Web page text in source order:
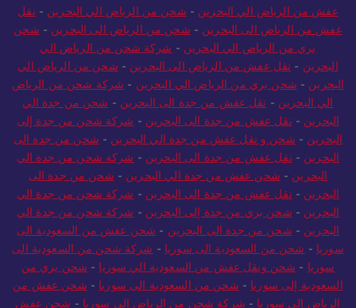
الرياض الى البحرين
-شحن من الرياض الى البحرين -شحن و نقل
عفش من الرياض الي البحرين -شحن من الرياض الي البحرين -نقل
عفش من الرياض الى البحرين
شحن من الرياض الى البحرين-
بري من الرياض الي البحرين-
شركة شحن من الرياض الي
البحرين-نقل عفش من الرياض الى البحرين-شحن من الرياض الي
البحرين- شحن بري من الرياض الي البحرين
شركة شحن من الرياض
الي البحرين
-نقل عفش من جدة الى البحرين -شحن من جدة الي
البحرين -نقل عفش من جدة الى البحرين -شركة شحن من جدة إلى
البحرين- شحن و نقل عفش من جدة الي البحرين-شحن من جدة الى
البحرين
- نقل عفش من جدة الى البحرين
شركة شحن من جدة الي
البحرين -شحن عفش من جدة الي البحرين -شحن من جدة الى
البحرين - نقل عفش من جدة الى البحرين - شركة شحن من جدة الي
البحرين - شحن بري من جدة إلى البحرين -شركة شحن من جدة الي
البحرين -شحن من جدة الى البحرين - شحن عفش من السعودية الى
سوريا
- شحن من السعودية الى سوريا-شركة شحن من السعودية الى
سوريا -شحن ونقل عفش من السعودية الي سوريا - شحن بري من
السعودية إلى سوريا- شحن من السعودية الى سوريا -
شحن عفش من